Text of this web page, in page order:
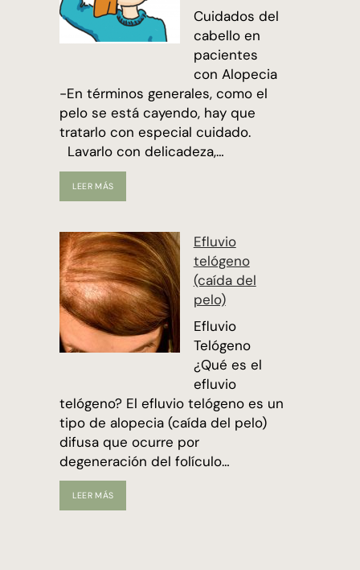
Cuidados del
cabello en
pacientes
con Alopecia
-En términos generales, como el
pelo se está cayendo, hay que
tratarlo con especial cuidado.
Lavarlo con delicadeza,…
LEER MÁSCUIDADOS
DEL
EN
PACIENTES
CON
ALOPECIA
Efluvio
telógeno
(caída del
pelo)
Efluvio
Telógeno
¿Qué es el
efluvio
telógeno? El efluvio telógeno es un
tipo de alopecia (caída del pelo)
difusa que ocurre por
degeneración del folículo…
LEER MÁSEFLUVIO
TELÓGENO